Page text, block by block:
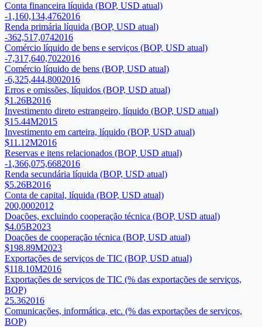
Conta financeira líquida (BOP, USD atual)
-1,160,134,4762016
Renda primária líquida (BOP, USD atual)
-362,517,0742016
Comércio líquido de bens e serviços (BOP, USD atual)
-7,317,640,7022016
Comércio líquido de bens (BOP, USD atual)
-6,325,444,8002016
Erros e omissões, líquidos (BOP, USD atual)
$1.26B2016
Investimento direto estrangeiro, líquido (BOP, USD atual)
$15.44M2015
Investimento em carteira, líquido (BOP, USD atual)
$11.12M2016
Reservas e itens relacionados (BOP, USD atual)
-1,366,075,6682016
Renda secundária líquida (BOP, USD atual)
$5.26B2016
Conta de capital, líquida (BOP, USD atual)
200,0002012
Doações, excluindo cooperação técnica (BOP, USD atual)
$4.05B2023
Doações de cooperação técnica (BOP, USD atual)
$198.89M2023
Exportações de serviços de TIC (BOP, USD atual)
$118.10M2016
Exportações de serviços de TIC (% das exportações de serviços,
BOP)
25.362016
Comunicações, informática, etc. (% das exportações de serviços,
BOP)